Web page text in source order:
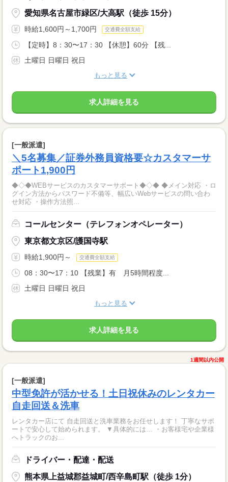
愛知県名古屋市緑区/大高駅（徒歩 15分）
時給1,600円～1,700円 交通費全額支給
【定時】8：30〜17：30 【休憩】60分 【残...
土曜日 日曜日 祝日
もっと見る
求人詳細を見る
[一般派遣]
＼5名募集／証券外務員資格要☆カスタマーサ
ポート1,900円
◆◇◆WEBサービスのカスタマーサポート◆◇◆ ◆メイン対応 ・ロ
グイン方法からパスワード不備等、幅広いWebサービスの問い合わ
せ対応 ・操作方法照...
コールセンター（テレフォンオペレーター）
東京都文京区/護国寺駅
時給1,900円～ 交通費全額支給
08：30〜17：10 【残業】有 月5時間程度...
土曜日 日曜日 祝日
もっと見る
求人詳細を見る
1週間以内公開
[一般派遣]
中型免許が活かせる！土日祝休みのレンタカー
自走回送＆洗車
レンタカー店にて 自走回送と洗車業務をお任せします！ 丁寧なサポ
ートで安心して始められます。 ▼具体的には… ・お客様宅や企業様
へトラックのお...
ドライバー・配達・配送
熊本県上益城郡益城町/西辛島町駅（徒歩 1分）